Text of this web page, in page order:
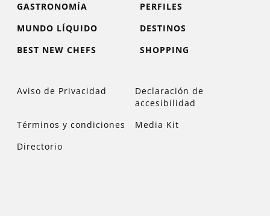
GASTRONOMÍA
PERFILES
MUNDO LÍQUIDO
DESTINOS
BEST NEW CHEFS
SHOPPING
Aviso de Privacidad
Declaración de
accesibilidad
Términos y condiciones
Media Kit
Directorio